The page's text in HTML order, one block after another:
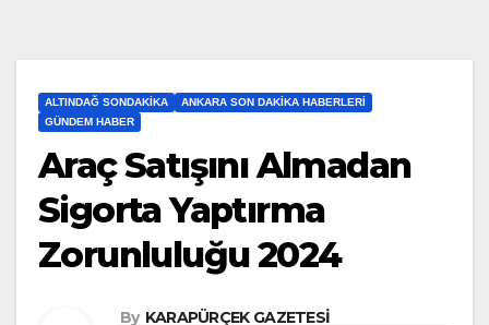
ALTINDAĞ SONDAKIKA
ANKARA SON DAKIKA HABERLERI
GÜNDEM HABER
Araç Satışını Almadan
Sigorta Yaptırma
Zorunluluğu 2024
By KARAPÜRÇEK GAZETESİ